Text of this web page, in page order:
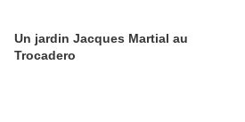
Un jardin Jacques Martial au
Trocadero